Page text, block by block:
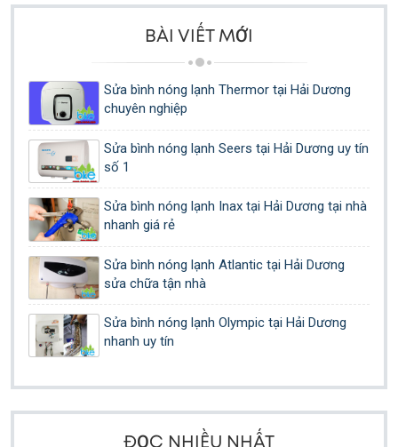
BÀI VIẾT MỚI
Sửa bình nóng lạnh Thermor tại Hải Dương
chuyên nghiệp
Sửa bình nóng lạnh Seers tại Hải Dương uy tín
số 1
Sửa bình nóng lạnh Inax tại Hải Dương tại nhà
nhanh giá rẻ
Sửa bình nóng lạnh Atlantic tại Hải Dương
sửa chữa tận nhà
Sửa bình nóng lạnh Olympic tại Hải Dương
nhanh uy tín
ĐỌC NHIỀU NHẤT